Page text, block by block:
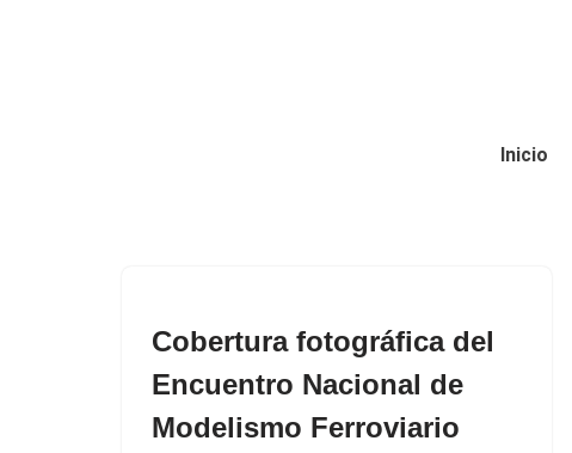
Inicio
Cobertura fotográfica del
Encuentro Nacional de
Modelismo Ferroviario